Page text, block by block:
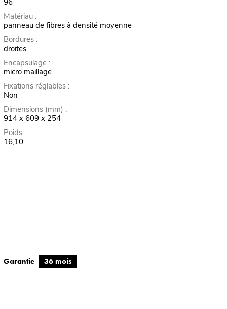
Matériau :
panneau de fibres à densité moyenne
Bordures :
droites
Encapsulage :
micro maillage
Fixations réglables :
Non
Dimensions (mm) :
914 x 609 x 254
Poids :
16,10
Garantie 36 mois